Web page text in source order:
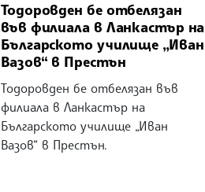
Тодоровден бе отбелязан
във филиала в Ланкастър на
Българското училище „Иван
Вазов“ в Престън
Тодоровден бе отбелязан във
филиала в Ланкастър на
Българското училище „Иван
Вазов“ в Престън.